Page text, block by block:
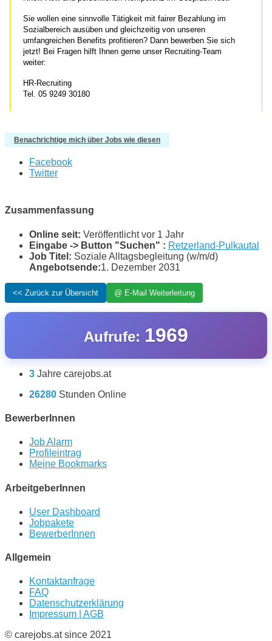
Benachrichtige mich über Jobs wie diesen
Facebook
Twitter
Zusammenfassung
Online seit: Veröffentlicht vor 1 Jahr
Eingabe -> Button "Suchen" : Retzerland-Pulkautal
Job Titel: Soziale Alltagsbegleitung (w/m/d)
Angebotsende:1. Dezember 2031
Aufrufe: 1969
3 Jahre carejobs.at
26280 Stunden Online
BewerberInnen
Job Alarm
Profileintrag
Meine Bookmarks
ArbeitgeberInnen
User Dashboard
Jobpakete
BewerberInnen
Allgemein
Kontaktanfrage
FAQ
Datenschutzerklärung
Impressum | AGB
© carejobs.at since 2021